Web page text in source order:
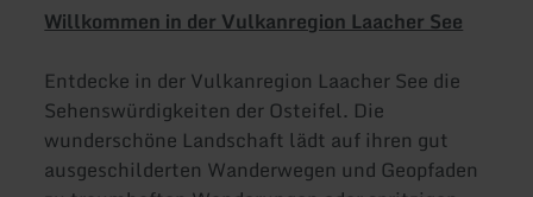
Willkommen in der Vulkanregion Laacher See
Entdecke in der Vulkanregion Laacher See die
Sehenswürdigkeiten der Osteifel. Die
wunderschöne Landschaft lädt auf ihren gut
ausgeschilderten Wanderwegen und Geopfaden